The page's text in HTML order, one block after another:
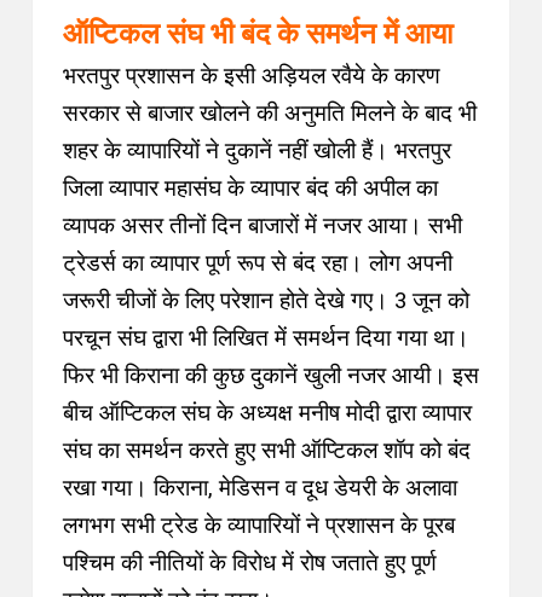
ऑप्टिकल संघ भी बंद के समर्थन में आया
भरतपुर प्रशासन के इसी अड़ियल रवैये के कारण
सरकार से बाजार खोलने की अनुमति मिलने के बाद भी
शहर के व्यापारियों ने दुकानें नहीं खोली हैं। भरतपुर
जिला व्यापार महासंघ के व्यापार बंद की अपील का
व्यापक असर तीनों दिन बाजारों में नजर आया। सभी
ट्रेडर्स का व्यापार पूर्ण रूप से बंद रहा।लोग अपनी
जरूरी चीजों के लिए परेशान होते देखे गए। 3 जून को
परचून संघ द्वारा भी लिखित में समर्थन दिया गया था।
फिर भी किराना की कुछ दुकानें खुली नजर आयी। इस
बीच ऑप्टिकल संघ के अध्यक्ष मनीष मोदी द्वारा व्यापार
संघ का समर्थन करते हुए सभी ऑप्टिकल शॉप को बंद
रखा गया। किराना, मेडिसन व दूध डेयरी के अलावा
लगभग सभी ट्रेड के व्यापारियों ने प्रशासन के पूरब
पश्चिम की नीतियों के विरोध में रोष जताते हुए पूर्ण